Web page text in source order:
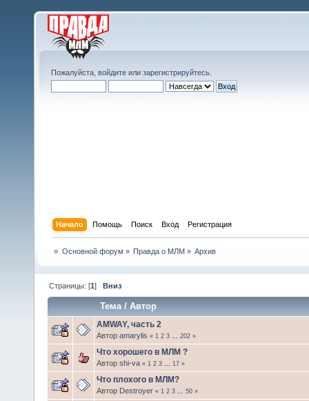
Пожалуйста, войдите или зарегистрируйтесь
Начало Помощь Поиск Вход Регистрация
» Основной форум » Правда о МЛМ » Архив
Страницы: [1]Вниз
Тема/Автор
AMWAY, часть 2
Автор amarylis « 1 2 3 202 »
Что хорошего в МЛМ ?
Автор shi-va « 1 2 3 17 »
Что плохого в МЛМ?
Автор Destroyer « 1 2 3 50 »